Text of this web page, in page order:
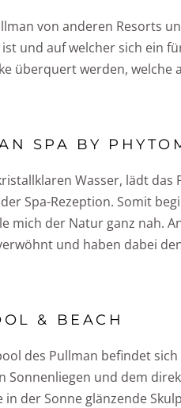
von anderen Resorts
und auf welcher sich ein
überquert werden, welche
SPA BY
Wasser, lädt das
Spa-Rezeption. Somit
mich der Natur ganz nah.
und haben dabei
& BEACH
des Pullman befindet
Sonnenliegen und dem
in der Sonne glänzende